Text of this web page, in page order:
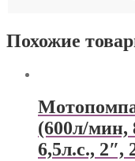
Похожие
(600л/мин,
6,5л.с., 2″,